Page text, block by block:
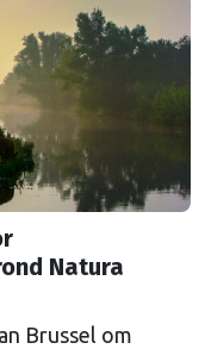
dat geld na de
Continued
Natura
Brussel om